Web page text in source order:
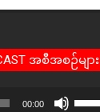
အစီအစဉ်များ
00:00